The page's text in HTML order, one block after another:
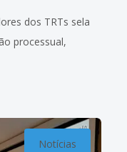
dos TRTs sela
processual,
de
Notícias